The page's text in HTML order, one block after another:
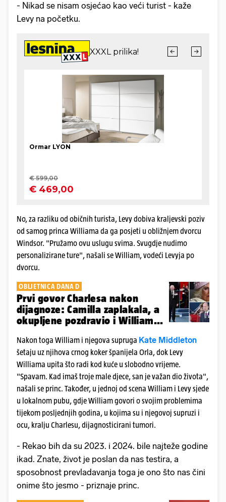
- Nikad se nisam osjećao kao veći turist - kaže
Levy na početku.
No, za razliku od običnih turista, Levy dobiva kraljevski poziv
od samog princa Williama da ga posjeti u obližnjem dvorcu
Windsor. "Pružamo ovu uslugu svima. Svugdje nudimo
personalizirane ture", našali se William, vodeći Levyja po
dvorcu.
OBLJETNICA DANA D
Prvi govor Charlesa nakon
dijagnoze: Camilla zaplakala, a
okupljene pozdravio i William...
Nakon toga William i njegova supruga Kate Middleton
šetaju uz njihova crnog koker španijela Orla, dok Levy
Williama upita što radi kod kuće u slobodno vrijeme.
"Spavam. Kad imaš troje male djece, san je važan dio života",
našali se princ. Također, u jednoj od scena William i Levy sjede
u lokalnom pubu, gdje William govori o svojim problemima
tijekom posljednjih godina, u kojima su i njegovoj supruzi i
ocu, kralju Charlesu, dijagnosticirani tumori.
- Rekao bih da su 2023. i 2024. bile najteže godine
ikad. Znate, život je poslan da nas testira, a
sposobnost prevladavanja toga je ono što nas čini
onime što jesmo - priznaje princ.